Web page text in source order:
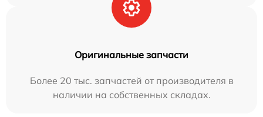
Оригинальные запчасти
Более 20 тыс. запчастей от производителя в
наличии на собственных складах.